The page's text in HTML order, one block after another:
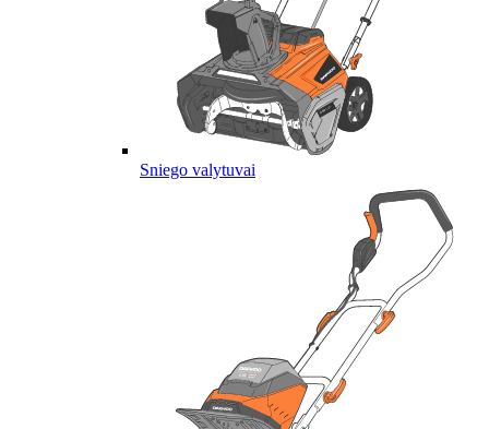
Sniego valytuvai